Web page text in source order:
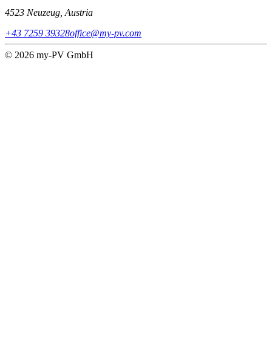
4523 Neuzeug, Austria
+43 7259 39328office@my-pv.com
© 2026 my-PV GmbH